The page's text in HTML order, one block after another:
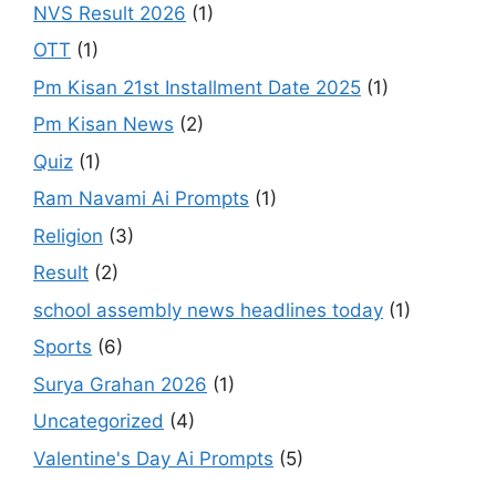
NVS Result 2026 (1)
OTT (1)
Pm Kisan 21st Installment Date 2025 (1)
Pm Kisan News (2)
Quiz (1)
Ram Navami Ai Prompts (1)
Religion (3)
Result (2)
school assembly news headlines today (1)
Sports (6)
Surya Grahan 2026 (1)
Uncategorized (4)
Valentine's Day Ai Prompts (5)